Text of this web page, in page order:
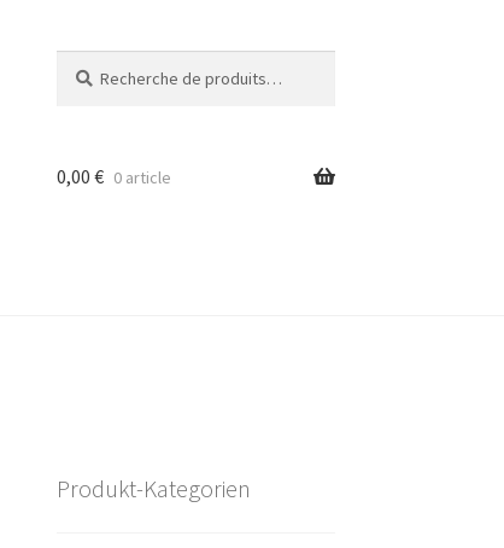
pour :
0,00 € 0 article
Produkt-Kategorien